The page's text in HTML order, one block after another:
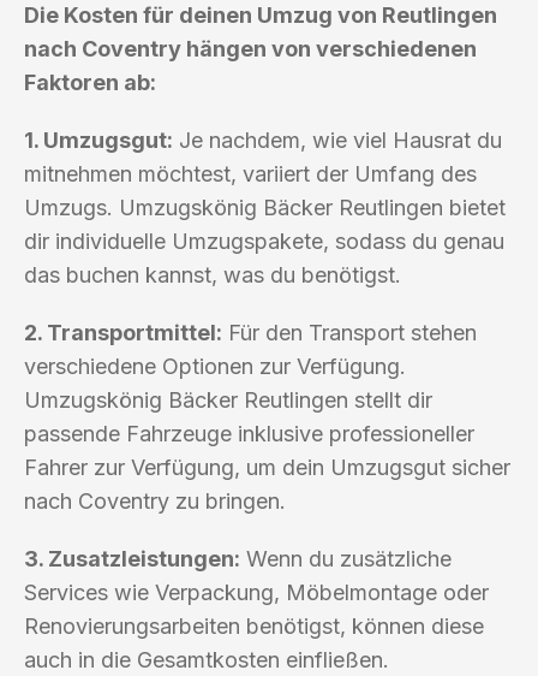
Die Kosten für deinen Umzug von Reutlingen
nach Coventry hängen von verschiedenen
Faktoren ab:
1. Umzugsgut: Je nachdem, wie viel Hausrat du
mitnehmen möchtest, variiert der Umfang des
Umzugs. Umzugskönig Bäcker Reutlingen bietet
dir individuelle Umzugspakete, sodass du genau
das buchen kannst, was du benötigst.
2. Transportmittel: Für den Transport stehen
verschiedene Optionen zur Verfügung.
Umzugskönig Bäcker Reutlingen stellt dir
passende Fahrzeuge inklusive professioneller
Fahrer zur Verfügung, um dein Umzugsgut sicher
nach Coventry zu bringen.
3. Zusatzleistungen: Wenn du zusätzliche
Services wie Verpackung, Möbelmontage oder
Renovierungsarbeiten benötigst, können diese
auch in die Gesamtkosten einfließen.